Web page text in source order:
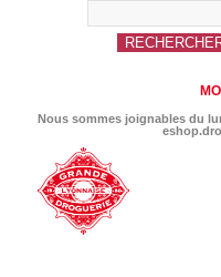
Nous sommes joignables du